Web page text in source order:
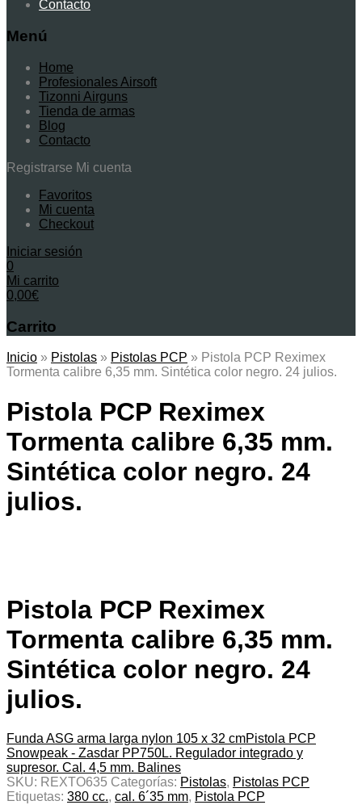
Contacto
Menú
Home
Profesionales Airsoft
Tizonni Airguns
Tienda de armas
Blog
Contacto
Registrarse Mi cuenta
Favoritos
Mi cuenta
Checkout
Iniciar sesión
0
Mi carrito
0,00€
Carrito
Inicio » Pistolas » Pistolas PCP » Pistola PCP Reximex
Tormenta calibre 6,35 mm. Sintética color negro. 24 julios.
Pistola PCP Reximex
Tormenta calibre 6,35 mm.
Sintética color negro. 24
julios.
Pistola PCP Reximex
Tormenta calibre 6,35 mm.
Sintética color negro. 24
julios.
Funda ASG arma larga nylon 105 x 32 cmPistola PCP
Snowpeak - Zasdar PP750L. Regulador integrado y
supresor. Cal. 4,5 mm. Balines
SKU: REXTO635 Categorías: Pistolas, Pistolas PCP
Etiquetas: 380 cc., cal. 6´35 mm, Pistola PCP